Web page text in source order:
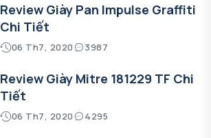
Review Giày Pan Impulse Graffiti
Chi Tiết
06 Th7, 2020 3987
Review Giày Mitre 181229 TF Chi
Tiết
06 Th7, 2020 4295